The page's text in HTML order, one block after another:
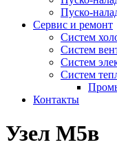
Пуско-
Сервис и ремонт
Систем
Систем
Систем
Систем
Контакты
Узел М5в